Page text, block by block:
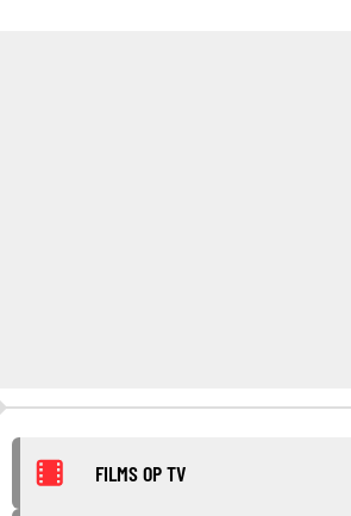
FILMS OP TV